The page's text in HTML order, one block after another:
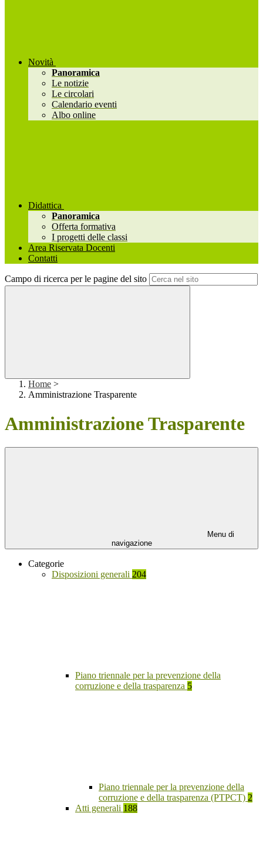
Novità
Panoramica
Le notizie
Le circolari
Calendario eventi
Albo online
Didattica
Panoramica
Offerta formativa
I progetti delle classi
Area Riservata Docenti
Contatti
Campo di ricerca per le pagine del sito
Home >
Amministrazione Trasparente
Amministrazione Trasparente
Menu di
navigazione
Categorie
Disposizioni generali 204
Piano triennale per la prevenzione della
corruzione e della trasparenza 5
Piano triennale per la prevenzione della
corruzione e della trasparenza (PTPCT) 2
Atti generali 188